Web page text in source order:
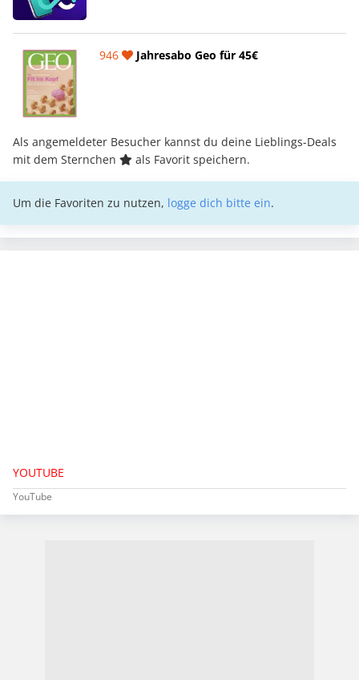
946 Jahresabo Geo für 45€
Als angemeldeter Besucher kannst du deine Lieblings-Deals
mit dem Sternchen
als Favorit speichern.
Um die Favoriten zu nutzen, logge dich bitte ein.
YOUTUBE
YouTube